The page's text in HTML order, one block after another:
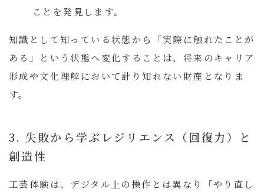
ことを発見します。
知識として知っている状態から「実際に触れたことが
ある」という状態へ変化することは、将来のキャリア
形成や文化理解において計り知れない財産となりま
す。
3. 失敗から学ぶレジリエンス（回復力）と
創造性
工芸体験は、デジタル上の操作とは異なり「やり直し